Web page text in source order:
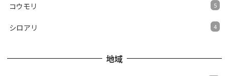
コウモリ 5
シロアリ 4
地域